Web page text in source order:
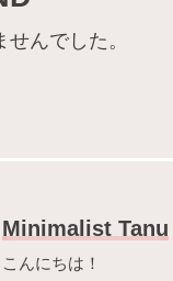
んでした。
Minimalist Tanu
こんにちは！